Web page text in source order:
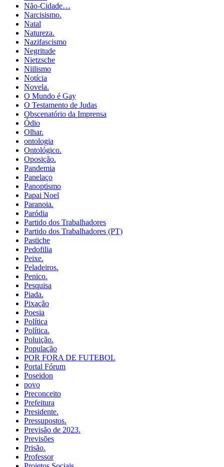
Não-Cidade…
Narcisismo.
Natal
Natureza.
Nazifascismo
Negritude
Nietzsche
Niilismo
Notícia
Novela.
O Mundo é Gay
O Testamento de Judas
Obscenatório da Imprensa
Ódio
Olhar.
ontologia
Ontológico.
Oposição.
Pandemia
Panelaço
Panoptismo
Papai Noel
Paranoia.
Paródia
Partido dos Trabalhadores
Partido dos Trabalhadores (PT)
Pastiche
Pedofilia
Peixe.
Peladeiros.
Penico.
Pesquisa
Piada.
Pixação
Poesia
Política
Política.
Poluição.
População
POR FORA DE FUTEBOL
Portal Fórum
Poseidon
povo
Preconceito
Prefeitura
Presidente.
Pressupostos.
Previsão de 2023.
Previsões
Prisão.
Professor